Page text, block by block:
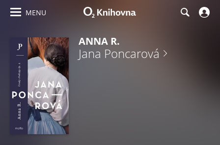
MENU
ANNA R.
Jana Poncarová